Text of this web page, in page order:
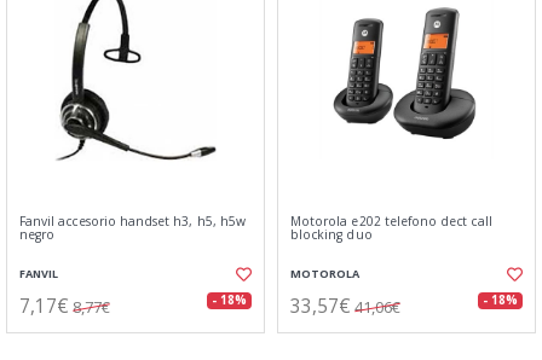
Fanvil accesorio handset h3, h5, h5w
negro
FANVIL
7,17€ 8,77€ - 18%
Motorola e202 telefono dect call
blocking duo
MOTOROLA
33,57€ 41,06€ - 18%